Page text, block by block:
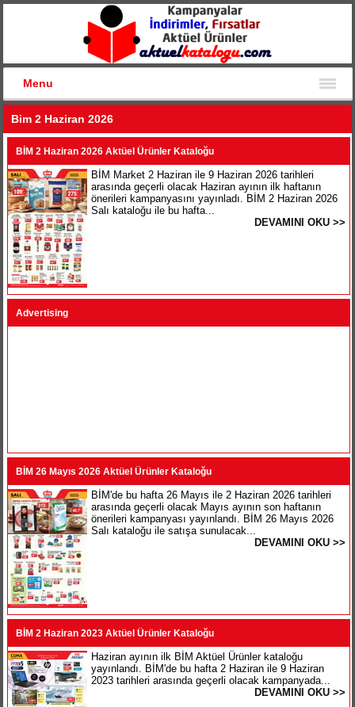
Menu
Bim 2 Haziran 2026
BİM 2 Haziran 2026 Aktüel Ürünler Kataloğu
BİM Market 2 Haziran ile 9 Haziran 2026 tarihleri
arasında geçerli olacak Haziran ayının ilk haftanın
önerileri kampanyasını yayınladı. BİM 2 Haziran 2026
Salı kataloğu ile bu hafta...
DEVAMINI OKU >>
Advertising
BİM 26 Mayıs 2026 Aktüel Ürünler Kataloğu
BİM'de bu hafta 26 Mayıs ile 2 Haziran 2026 tarihleri
arasında geçerli olacak Mayıs ayının son haftanın
önerileri kampanyası yayınlandı. BİM 26 Mayıs 2026
Salı kataloğu ile satışa sunulacak...
DEVAMINI OKU >>
BİM 2 Haziran 2023 Aktüel Ürünler Kataloğu
Haziran ayının ilk BİM Aktüel Ürünler kataloğu
yayınlandı. BİM'de bu hafta 2 Haziran ile 9 Haziran
2023 tarihleri arasında geçerli olacak kampanyada...
DEVAMINI OKU >>